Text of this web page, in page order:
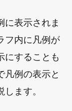
に表示されま
フ内に凡例が
にすることも
凡例の表示と
ます。